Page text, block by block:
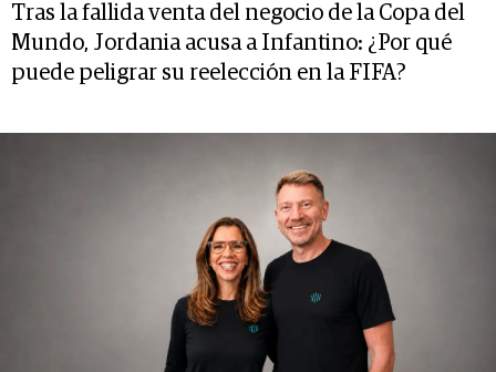
Tras la fallida venta del negocio de la Copa del
Mundo, Jordania acusa a Infantino: ¿Por qué
puede peligrar su reelección en la FIFA?